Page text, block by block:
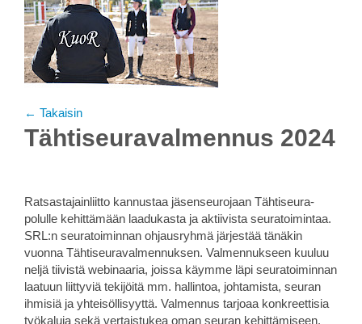
← Takaisin
Tähtiseuravalmennus 2024
Ratsastajainliitto kannustaa jäsenseurojaan Tähtiseura-
polulle kehittämään laadukasta ja aktiivista seuratoimintaa.
SRL:n seuratoiminnan ohjausryhmä järjestää tänäkin
vuonna Tähtiseuravalmennuksen. Valmennukseen kuuluu
neljä tiivistä webinaaria, joissa käymme läpi seuratoiminnan
laatuun liittyviä tekijöitä mm. hallintoa, johtamista, seuran
ihmisiä ja yhteisöllisyyttä. Valmennus tarjoaa konkreettisia
työkaluja sekä vertaistukea oman seuran kehittämiseen.